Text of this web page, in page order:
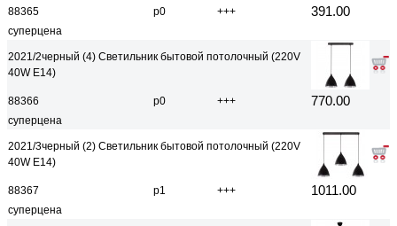
88365 р0 +++ 391.00
суперцена
2021/2черный (4) Светильник бытовой потолочный (220V
40W E14)
88366 р0 +++ 770.00
суперцена
2021/3черный (2) Светильник бытовой потолочный (220V
40W E14)
88367 р1 +++ 1011.00
суперцена